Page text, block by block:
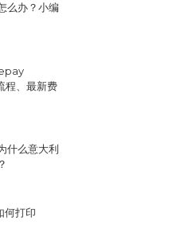
么办？小编
程、最新费
什么意大利
何打印